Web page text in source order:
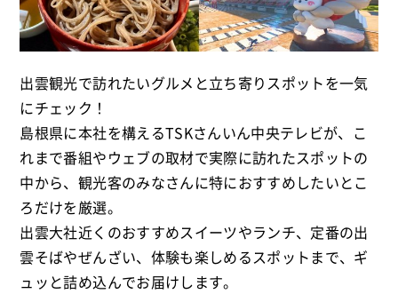
出雲観光で訪れたいグルメと立ち寄りスポットを一気
にチェック！
島根県に本社を構えるTSKさんいん中央テレビが、こ
れまで番組やウェブの取材で実際に訪れたスポットの
中から、観光客のみなさんに特におすすめしたいとこ
ろだけを厳選。
出雲大社近くのおすすめスイーツやランチ、定番の出
雲そばやぜんざい、体験も楽しめるスポットまで、ギ
ュッと詰め込んでお届けします。